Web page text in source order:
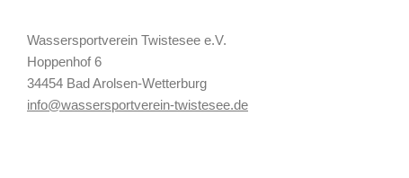
Wassersportverein Twistesee e.V.
Hoppenhof 6
34454 Bad Arolsen-Wetterburg
info@wassersportverein-twistesee.de